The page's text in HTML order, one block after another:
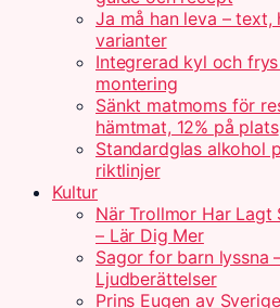
Ja må han leva – text,
varianter
Integrerad kyl och
montering
Sänkt matmoms för
hämtmat, 12% på plats
Standardglas alkohol
riktlinjer
Kultur
När Trollmor Har Lagt
– Lär Dig Mer
Sagor for barn lyssna
Ljudberättelser
Prins Eugen av